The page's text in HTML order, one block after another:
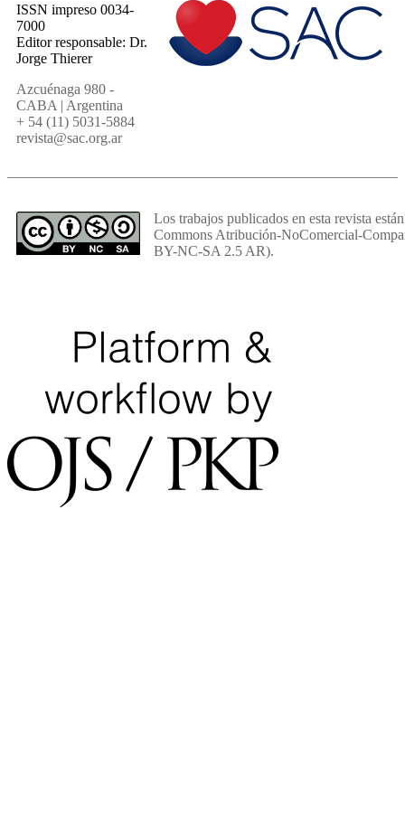
ISSN impreso 0034-
7000
Editor responsable: Dr.
Jorge Thierer
Azcuénaga 980 -
CABA | Argentina
+ 54 (11) 5031-5884
revista@sac.org.ar
Los trabajos publicados en esta revista
Commons Atribución-NoComercial-
BY-NC-SA 2.5 AR).